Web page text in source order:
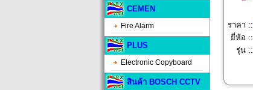
CEMEN
Fire Alarm
PLUS
Electronic Copyboard
สินค้า BOSCH CCTV
ราคา ::
ยี่ห้อ ::
รุ่น ::